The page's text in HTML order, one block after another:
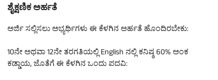
ಶೈಕ್ಷಣಿಕ ಅರ್ಹತೆ
ಅರ್ಜಿ ಸಲ್ಲಿಸಲು ಅಭ್ಯರ್ಥಿಗಳು ಈ ಕೆಳಗಿನ ಅರ್ಹತೆ ಹೊಂದಿರಬೇಕು:
10ನೇ ಅಥವಾ 12ನೇ ತರಗತಿಯಲ್ಲಿ English ನಲ್ಲಿ ಕನಿಷ್ಠ 60% ಅಂಕ
ಕಡ್ಡಾಯ, ಜೊತೆಗೆ ಈ ಕೆಳಗಿನ ಒಂದು ಪದವಿ: